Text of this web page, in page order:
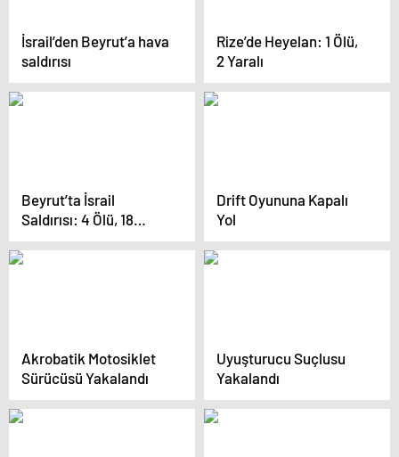
İsrail’den Beyrut’a hava
saldırısı
Rize’de Heyelan: 1 Ölü,
2 Yaralı
Beyrut’ta İsrail
Saldırısı: 4 Ölü, 18
Yaralı
Drift Oyununa Kapalı
Yol
Akrobatik Motosiklet
Sürücüsü Yakalandı
Uyuşturucu Suçlusu
Yakalandı